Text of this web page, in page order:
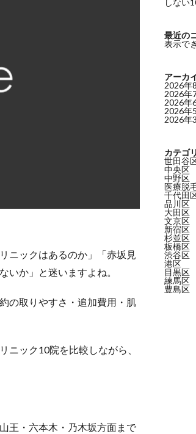
ニックはあるのか」「赤坂見
いか」と迷いますよね。
の取りやすさ・追加費用・肌
ニック10院を比較 しながら、
王・六本木・乃木坂方面まで
しない
最近の
表示で
アーカ
2026年
2026年
2026年
2026年
2026年
カテゴ
世田谷
中央区
中野区
医療脱
千代田
品川区
大田区
文京区
新宿区
杉並区
板橋区
渋谷区
港区
目黒区
練馬区
豊島区